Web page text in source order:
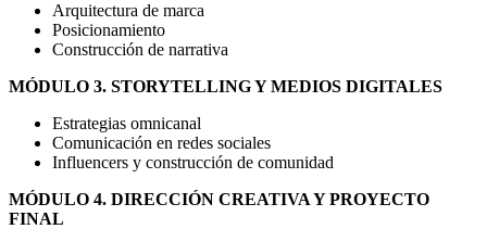
Arquitectura de marca
Posicionamiento
Construcción de narrativa
MÓDULO 3. STORYTELLING Y MEDIOS DIGITALES
Estrategias omnicanal
Comunicación en redes sociales
Influencers y construcción de comunidad
MÓDULO 4. DIRECCIÓN CREATIVA Y PROYECTO
FINAL